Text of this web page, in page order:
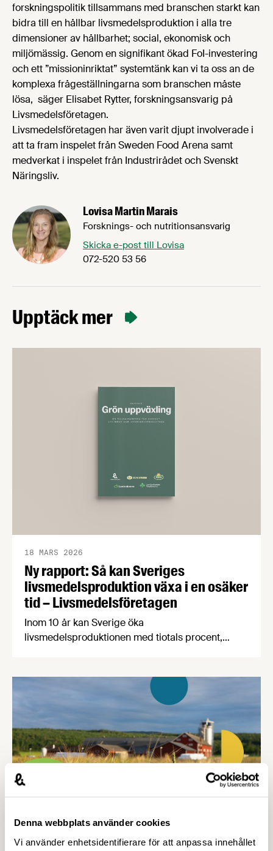
Denna webbplats använder cookies
Vi använder enhetsidentifierare för att anpassa innehållet
forskningspolitik tillsammans med branschen starkt kan
bidra till en hållbar livsmedelsproduktion i alla tre
dimensioner av hållbarhet; social, ekonomisk och
miljömässig. Genom en signifikant ökad FoI-investering
och ett ”missioninriktat” systemtänk kan vi ta oss an de
komplexa frågeställningarna som branschen måste
lösa, säger Elisabet Rytter, forskningsansvarig på
Livsmedelsföretagen.
Livsmedelsföretagen har även varit djupt involverade i
att ta fram inspelet från Sweden Food Arena samt
medverkat i inspelet från Industrirådet och Svenskt
Näringsliv.
Lovisa Martin Marais
Forsknings- och nutritionsansvarig
Skicka e-post till Lovisa
072-520 53 56
Upptäck mer
Ny rapport: Så kan Sveriges
livsmedelsproduktion växa i en osäker
tid – Livsmedelsföretagen
18 MARS 2026
Inom 10 år kan Sverige öka
livsmedelsproduktionen med tiotals procent,
biologisk mångfald. Det visar rapporten Grön
uppväxling som i dag överlämnas till regeringen
av Livsmedelsföretagen, Arla, Lantmännen, Scan
Sverige och LRF.